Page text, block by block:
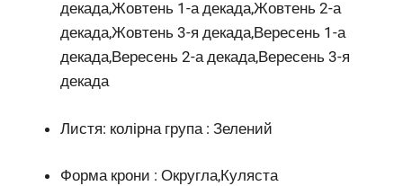
декада,Жовтень 1-а декада,Жовтень 2-а
декада,Жовтень 3-я декада,Вересень 1-а
декада,Вересень 2-а декада,Вересень 3-я
декада
Листя: колірна група : Зелений
Форма крони : Округла,Куляста